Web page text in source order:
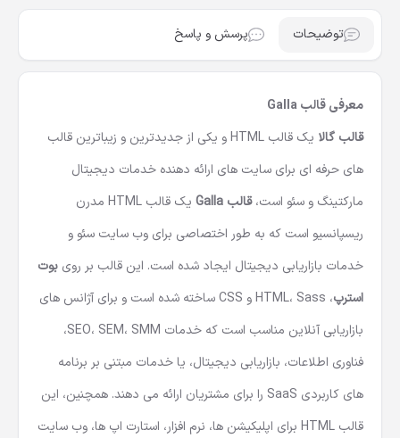
توضیحات پرسش و پاسخ
معرفی قالب Galla
قالب گالا
یک قالب HTML و یکی از جدیدترین و زیباترین قالب
های حرفه ای برای سایت های ارائه دهنده خدمات دیجیتال
مارکتینگ و سئو است،قالب Galla
یک قالب HTML مدرن
ریسپانسیو است که به طور اختصاصی برای وب سایت سئو و
خدمات بازاریابی دیجیتال ایجاد شده است. این قالب بر روی بوت
استرپ
، HTML، Sass و CSS ساخته شده است و برای آژانس های
بازاریابی آنلاین مناسب است که خدمات SEO، SEM، SMM،
فناوری اطلاعات، بازاریابی دیجیتال، یا خدمات مبتنی بر برنامه
های کاربردی SaaS را برای مشتریان ارائه می دهند. همچنین، این
قالب HTML
برای اپلیکیشن ها، نرم افزار، استارت اپ ها، وب سایت